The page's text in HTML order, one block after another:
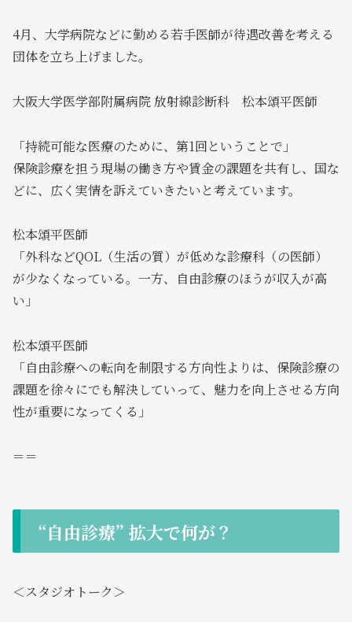
4月、大学病院などに勤める若手医師が待遇改善を考える
団体を立ち上げました。
大阪大学医学部附属病院 放射線診断科 松本頌平医師
「持続可能な医療のために、第1回ということで」
保険診療を担う現場の働き方や賃金の課題を共有し、国な
どに、広く実情を訴えていきたいと考えています。
松本頌平医師
「外科などQOL（生活の質）が低めな診療科（の医師）
が少なくなっている。一方、自由診療のほうが収入が高
い」
松本頌平医師
「自由診療への転向を制限する方向性よりは、保険診療の
課題を徐々にでも解決していって、魅力を向上させる方向
性が重要になってくる」
＝＝
“自由診療” 拡大で何が？
＜スタジオトーク＞